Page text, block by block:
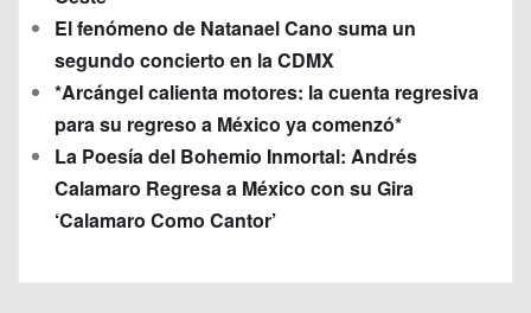
El fenómeno de Natanael Cano suma un
segundo concierto en la CDMX
*Arcángel calienta motores: la cuenta regresiva
para su regreso a México ya comenzó*
La Poesía del Bohemio Inmortal: Andrés
Calamaro Regresa a México con su Gira
‘Calamaro Como Cantor’